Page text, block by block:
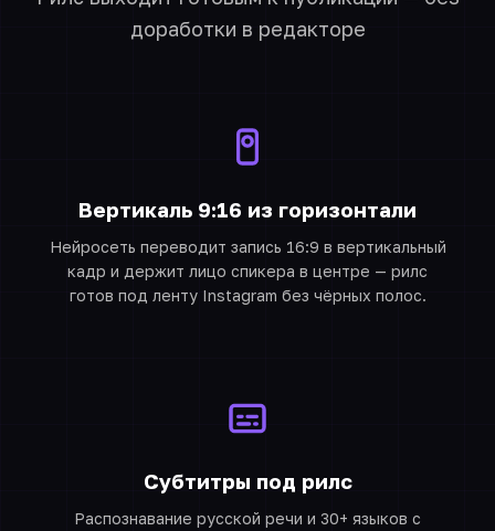
доработки в редакторе
Вертикаль 9:16 из горизонтали
Нейросеть переводит запись 16:9 в вертикальный
кадр и держит лицо спикера в центре — рилс
готов под ленту Instagram без чёрных полос.
Субтитры под рилс
Распознавание русской речи и 30+ языков с